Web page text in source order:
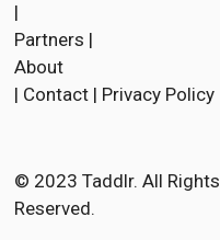
c
o
k
r
l
|
Partners |
About
| Contact | Privacy Policy
© 2023 Taddlr. All Rights
Reserved.